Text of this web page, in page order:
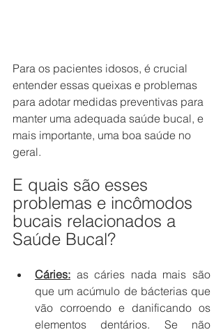
Para os pacientes idosos, é crucial
entender essas queixas e problemas
para adotar medidas preventivas para
manter uma adequada saúde bucal, e
mais importante, uma boa saúde no
geral.
E quais são esses
problemas e incômodos
bucais relacionados a
Saúde Bucal?
Cáries: as cáries nada mais são
que um acúmulo de bácterias que
vão corroendo e danificando os
elementos dentários. Se não